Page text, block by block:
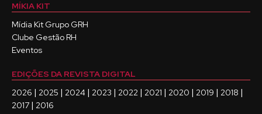
MÍKIA KIT
Mídia Kit Grupo GRH
Clube Gestão RH
Eventos
EDIÇÕES DA REVISTA DIGITAL
2026 | 2025 | 2024 | 2023 | 2022 | 2021 | 2020 | 2019 | 2018 |
2017 | 2016